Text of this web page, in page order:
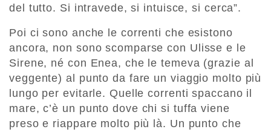
del tutto. Si intravede, si intuisce, si cerca”.
Poi ci sono anche le correnti che esistono
ancora, non sono scomparse con Ulisse e le
Sirene, né con Enea, che le temeva (grazie al
veggente) al punto da fare un viaggio molto più
lungo per evitarle. Quelle correnti spaccano il
mare, c’è un punto dove chi si tuffa viene
preso e riappare molto più là. Un punto che